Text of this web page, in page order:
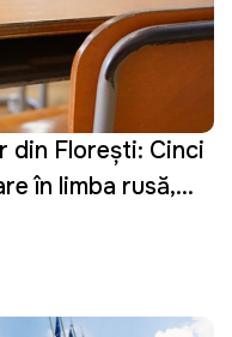
din Florești: Cinci
în limba rusă,